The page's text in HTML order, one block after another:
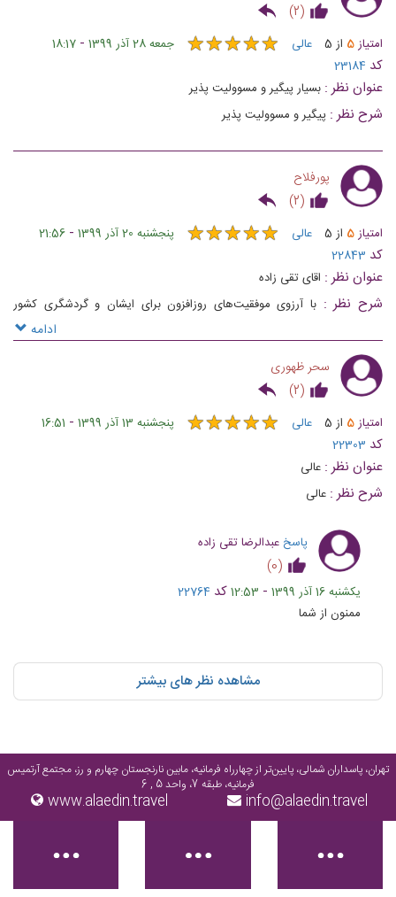
(
2
)
امتیاز5 از 5 عالی ★★★★★
★★★★★ جمعه 28 آذر 1399 -
18:17
کد 23184
عنوان نظر : بسيار پيگير و مسووليت پذير
شرح نظر : پيگير و مسووليت پذير
پورفلاح
(
2
)
امتیاز5 از 5 عالی ★★★★★
★★★★★ پنجشنبه 20 آذر 1399 -
21:56
کد 22843
عنوان نظر : اقای تقی زاده
شرح نظر : با آرزوی موفقیت‌های روزافزون برای ایشان و گردشگری کشور
ادامه
سحر ظهوری
(
2
)
امتیاز5 از 5 عالی ★★★★★
★★★★★ پنجشنبه 13 آذر 1399 -
16:51
کد 22303
عنوان نظر : عالی
شرح نظر : عالی
پاسخ عبدالرضا تقی زاده
(
0
)
یکشنبه 16 آذر 1399 -
12:53کد 22764
ممنون از شما
مشاهده نظر های بیشتر
تهران، پاسداران شمالی، پایین‌تر از چهارراه فرمانیه، مابین نارنجستان چهارم و رز، مجتمع آرتمیس
فرمانیه، طبقه 7، واحد 5 , 6
info@alaedin.travel
www.alaedin.travel